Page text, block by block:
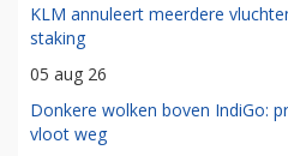
KLM annuleert meerdere
staking
05 aug 26
Donkere wolken boven IndiGo:
vloot weg